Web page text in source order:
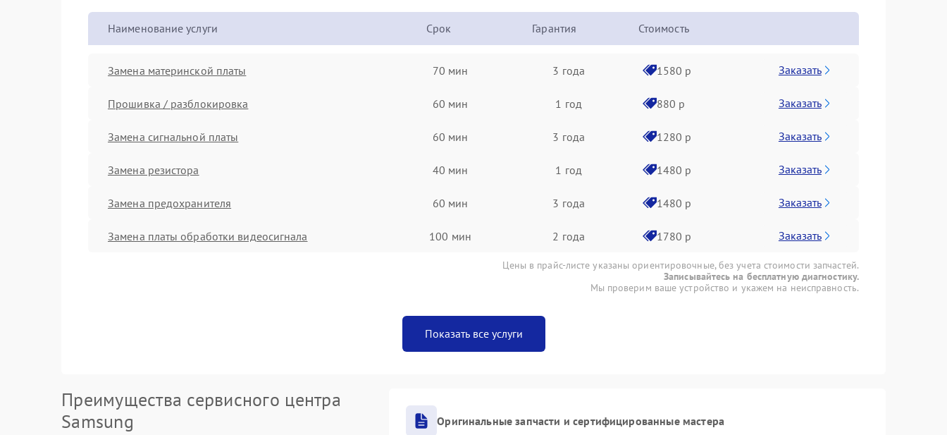
Наименование услуги Срок Гарантия Стоимость
Замена материнской платы 70 мин 3 года 1580 р Заказать
Прошивка / разблокировка 60 мин 1 год 880 р Заказать
Замена сигнальной платы 60 мин 3 года 1280 р Заказать
Замена резистора 40 мин 1 год 1480 р Заказать
Замена предохранителя 60 мин 3 года 1480 р Заказать
Замена платы обработки видеосигнала 100 мин 2 года 1780 р Заказать
Цены в прайс-листе указаны ориентировочные, без учета стоимости запчастей.
Записывайтесь на бесплатную диагностику.
Мы проверим ваше устройство и укажем на неисправность.
Показать все услуги
Преимущества сервисного центра
Samsung
Оригинальные запчасти и сертифицированные мастера